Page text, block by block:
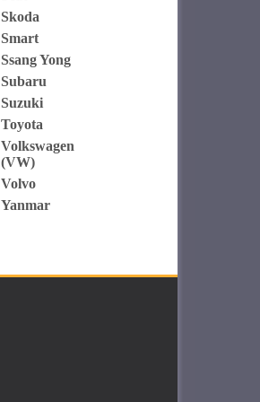
Skoda
Smart
Ssang Yong
Subaru
Suzuki
Toyota
Volkswagen
(VW)
Volvo
Yanmar